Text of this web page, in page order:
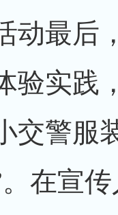
动最后
验实践
交警服
在宣